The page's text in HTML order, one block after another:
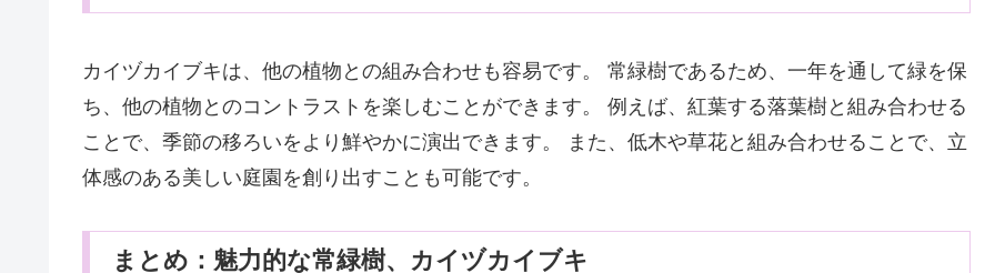
カイヅカイブキは、他の植物との組み合わせも容易です。 常緑樹であるため、一年を通して緑を保
ち、他の植物とのコントラストを楽しむことができます。 例えば、紅葉する落葉樹と組み合わせる
ことで、季節の移ろいをより鮮やかに演出できます。 また、低木や草花と組み合わせることで、立
体感のある美しい庭園を創り出すことも可能です。
まとめ：魅力的な常緑樹、カイヅカイブキ